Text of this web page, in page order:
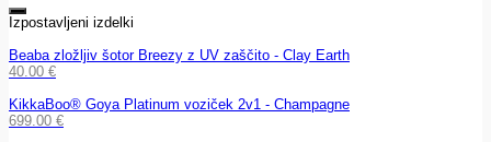
Izpostavljeni izdelki
Beaba zložljiv šotor Breezy z UV zaščito - Clay Earth
40.00 €
KikkaBoo® Goya Platinum voziček 2v1 - Champagne
699.00 €